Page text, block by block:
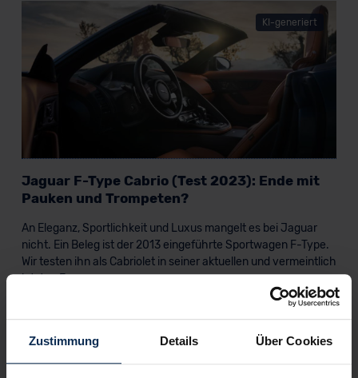
Zustimmung Details Über Cookies
KI-generiert
Jaguar F-Type Cabrio (Test 2023): Ende mit
Pauken und Trompeten?
An Eleganz, Sportlichkeit und Luxus mangelt es bei Jaguar
nicht. Ein Beleg ist der 2013 eingeführte Sportwagen F-Type.
Wir testen ihn als Cabriolet in seiner aktuellen und vermeintlich
letzten Fassung.
Artikel lesen